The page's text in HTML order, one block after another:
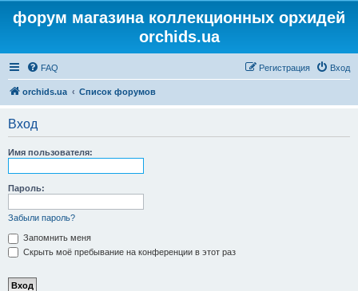
форум магазина коллекционных орхидей
orchids.ua
FAQ Вход
Регистрация
orchids.ua Список форумов
Вход
Имя пользователя:
Пароль:
Забыли пароль?
Запомнить меня
Скрыть моё пребывание на конференции в этот раз